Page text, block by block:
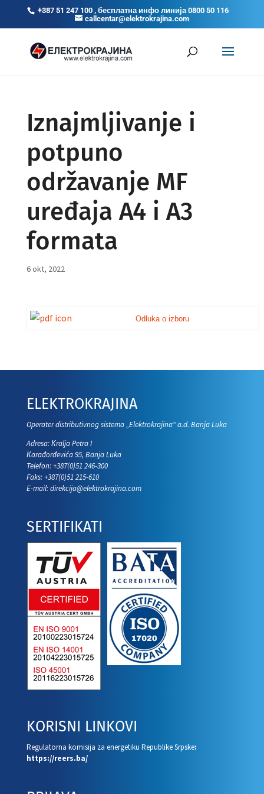
+387 51 247 100 , бесплатна инфо линија 0800 50 116
callcentar@elektrokrajina.com
Iznajmljivanje i
potpuno
održavanje MF
uređaja A4 i A3
formata
6 okt, 2022
Odluka o izboru
ELEKTROKRAJINA
Operater distributivnog sistema „Elektrokrajina“ a.d. Banja Luka
Adresa: Кralja Petra I
Кarađorđevića 95, Banja Luka
Telefon: +387(0)51 246-300
Faks: +387(0)51 215-610
E-mail:direkcija@elektrokrajina.com
SERTIFIKATI
KORISNI LINKOVI
Regulatorna komisija za energetiku Republike Srpske:
https://reers.ba/